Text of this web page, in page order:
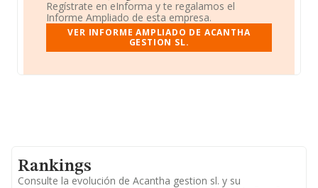
Regístrate en eInforma y te regalamos el
Informe Ampliado de esta empresa.
VER INFORME AMPLIADO DE ACANTHA
GESTION SL.
Rankings
Consulte la evolución de Acantha gestion sl. y su